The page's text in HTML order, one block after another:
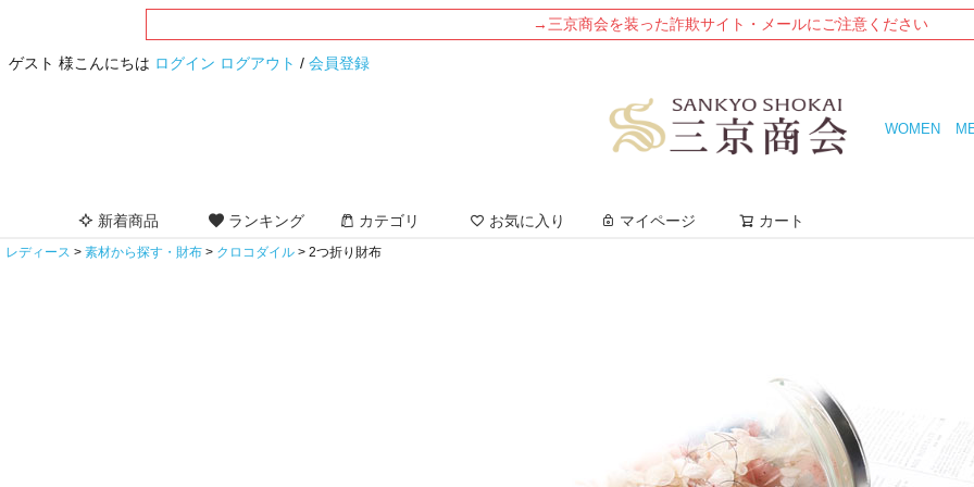
→三京商会を装った詐欺サイト・メールにご注意ください
ゲスト 様こんにちは ログイン ログアウト / 会員登録
WOMEN
新着商品 ランキング カテゴリ お気に入り マイページ カート
レディース 素材から探す・財布 クロコダイル 2つ折り財布